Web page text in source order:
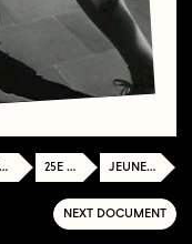
NEXT DOCUMENT
25E ÉDITION JEUNES PUBLICS